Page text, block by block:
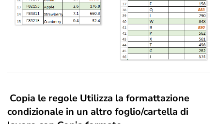
Copia le regole Utilizza la formattazione
condizionale in un altro foglio/cartella di